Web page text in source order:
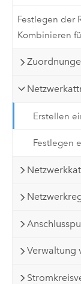
Festlegen der
Kombinieren
Erstellen
Festlegen
Verwaltung